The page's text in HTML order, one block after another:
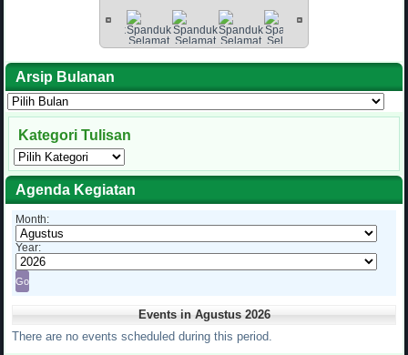
Arsip Bulanan
Arsip
Bulanan
Kategori Tulisan
Kategori
Tulisan
Agenda Kegiatan
Month:
Year:
Events in Agustus 2026
There are no events scheduled during this period.